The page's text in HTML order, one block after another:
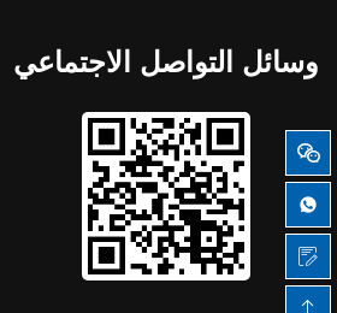
وسائل التواصل الاجتماعي